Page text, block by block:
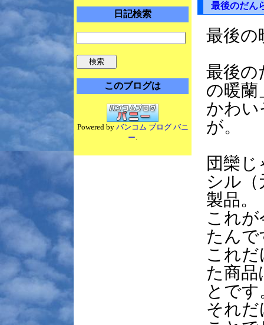
日記検索
このブログは
Powered by バンコム ブログ バニ
ー.
最後のだん
最後の
最後の
の暖蘭
かわ
が。
団欒
シル
製品。
これ
たんで
これ
た商
とです
それ